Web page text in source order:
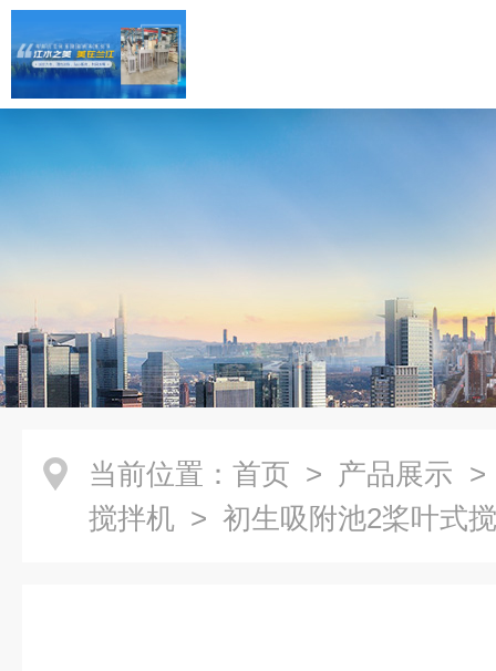
当前位置： 首页 > 产品展示
搅拌机 > 初生吸附池2桨叶式